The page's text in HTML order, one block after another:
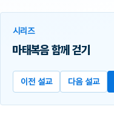
시리즈
마태복음 함께 걷기
이전 설교 다음 설교